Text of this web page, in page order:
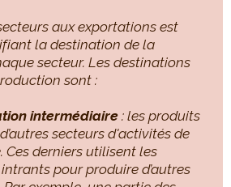
aux exportations est
la destination de la
secteur. Les destinations
sont :
intermédiaire : les produits
secteurs d'activités de
Ces derniers utilisent les
pour produire d’autres